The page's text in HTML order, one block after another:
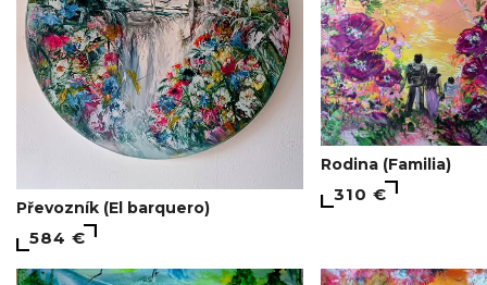
Převozník (El barquero)
584 €
Rodina (Familia)
310 €